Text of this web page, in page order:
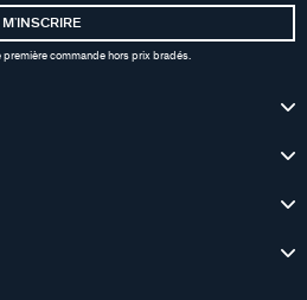
MʼINSCRIRE
commande hors prix bradés.